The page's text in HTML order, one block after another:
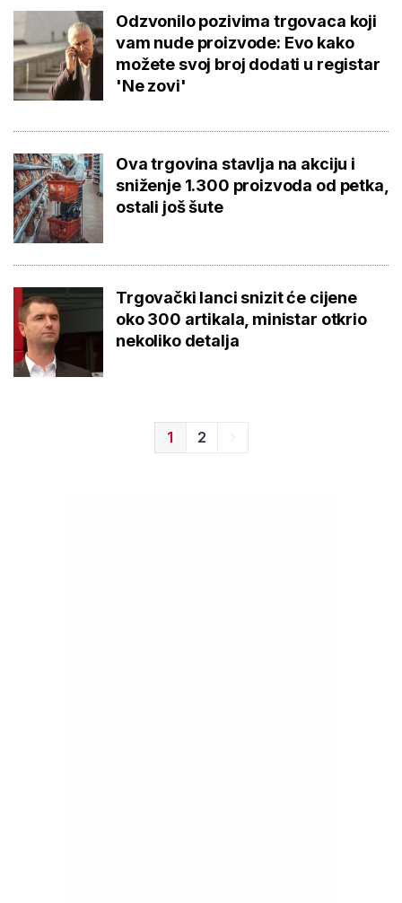
Odzvonilo pozivima trgovaca koji
vam nude proizvode: Evo kako
možete svoj broj dodati u registar
'Ne zovi'
Ova trgovina stavlja na akciju i
sniženje 1.300 proizvoda od petka,
ostali još šute
Trgovački lanci snizit će cijene
oko 300 artikala, ministar otkrio
nekoliko detalja
1 2